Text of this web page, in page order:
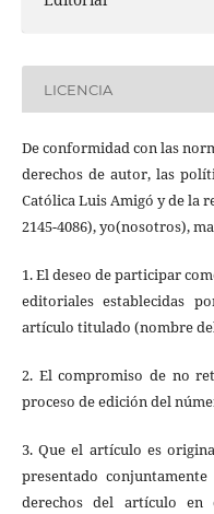
LICENCIA
De conformidad con las
derechos de autor, las
Católica Luis Amigó y de la
2145-4086), yo(nosotros),
1. El deseo de participar
editoriales establecidas
artículo titulado (nombre
2. El compromiso de no
proceso de edición del
3. Que el artículo es
presentado
derechos del artículo en